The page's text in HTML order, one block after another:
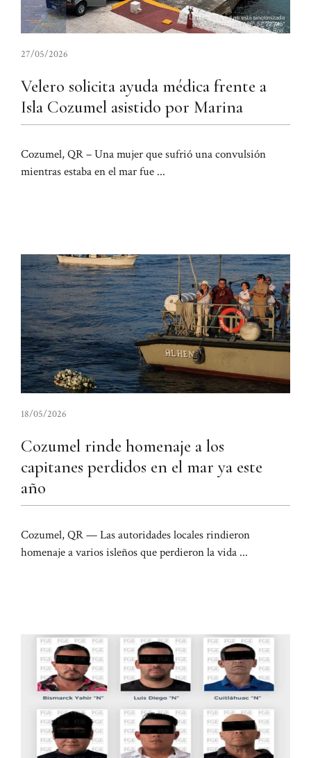
27/05/2026
Velero solicita ayuda médica frente a
Isla Cozumel asistido por Marina
Cozumel, QR – Una mujer que sufrió una convulsión
mientras estaba en el mar fue ...
18/05/2026
Cozumel rinde homenaje a los
capitanes perdidos en el mar ya este
año
Cozumel, QR — Las autoridades locales rindieron
homenaje a varios isleños que perdieron la vida ...